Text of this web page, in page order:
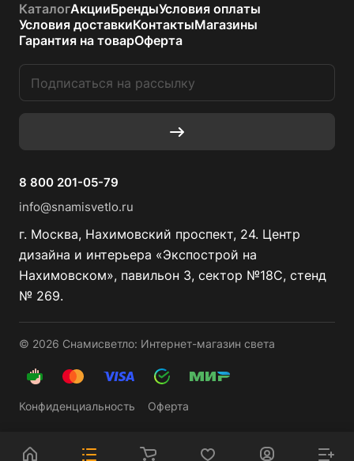
КаталогАкцииБрендыУсловия оплаты
Условия доставкиКонтактыМагазины
Гарантия на товарОферта
8 800 201-05-79
info@snamisvetlo.ru
г. Москва, Нахимовский проспект, 24. Центр
дизайна и интерьера «Экспострой на
Нахимовском», павильон 3, сектор №18С, стенд
№ 269.
© 2026 Снамисветло: Интернет-магазин света
Конфиденциальность Оферта